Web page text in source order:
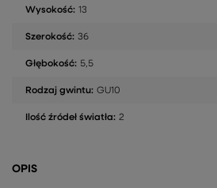
Wysokość: 13
Szerokość: 36
Głębokość: 5,5
Rodzaj gwintu: GU10
Ilość źródeł światła: 2
OPIS